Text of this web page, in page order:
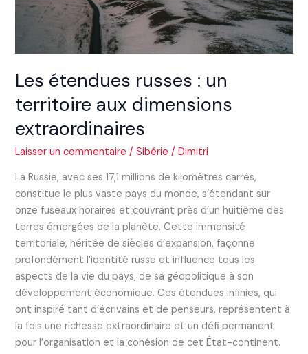
Les étendues russes : un
territoire aux dimensions
extraordinaires
Laisser un commentaire /Sibérie /Dimitri
La Russie, avec ses 17,1 millions de kilomètres carrés,
constitue le plus vaste pays du monde, s’étendant sur
onze fuseaux horaires et couvrant près d’un huitième des
terres émergées de la planète. Cette immensité
territoriale, héritée de siècles d’expansion, façonne
profondément l’identité russe et influence tous les
aspects de la vie du pays, de sa géopolitique à son
développement économique. Ces étendues infinies, qui
ont inspiré tant d’écrivains et de penseurs, représentent à
la fois une richesse extraordinaire et un défi permanent
pour l’organisation et la cohésion de cet État-continent.
extraordinaires